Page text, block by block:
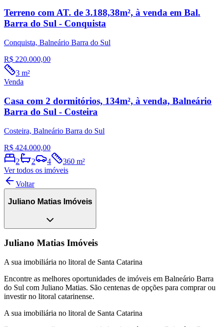
Terreno com AT. de 3.188,38m², à venda em Bal.
Barra do Sul - Conquista
Conquista, Balneário Barra do Sul
R$ 220.000,00
3 m²
Venda
Casa com 2 dormitórios, 134m², à venda, Balneário
Barra do Sul - Costeira
Costeira, Balneário Barra do Sul
R$ 424.000,00
2
2 4
360 m²
Ver todos os imóveis
Voltar
Juliano Matias Imóveis
Juliano Matias Imóveis
A sua imobiliária no litoral de Santa Catarina
Encontre as melhores oportunidades de imóveis em Balneário Barra
do Sul com Juliano Matias. São centenas de opções para comprar ou
investir no litoral catarinense.
A sua imobiliária no litoral de Santa Catarina